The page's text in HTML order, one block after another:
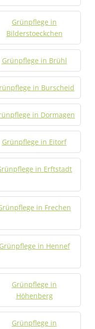
Grünpflege in
Bilderstoeckchen
Grünpflege in Brühl
in Burscheid
in Dormagen
Grünpflege in Eitorf
in Erftstadt
in Frechen
Grünpflege in Hennef
Grünpflege in
Höhenberg
Grünpflege in